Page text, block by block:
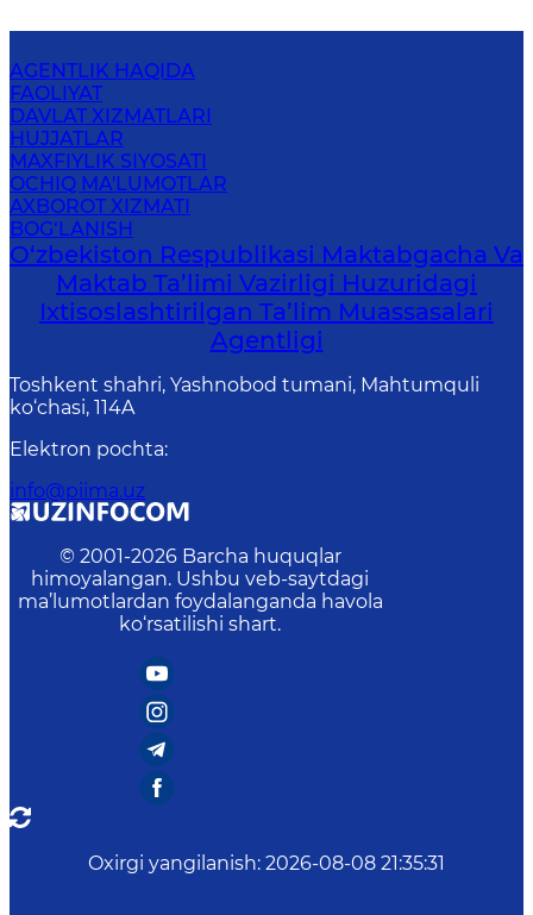
AGENTLIK HAQIDA
FAOLIYAT
DAVLAT XIZMATLARI
HUJJATLAR
MAXFIYLIK SIYOSATI
OCHIQ MA'LUMOTLAR
AXBOROT XIZMATI
BOG‘LANISH
O‘zbekiston Respublikasi Maktabgacha Va
Maktab Ta’limi Vazirligi Huzuridagi
Ixtisoslashtirilgan Ta’lim Muassasalari
Agentligi
Toshkent shahri, Yashnobod tumani, Mahtumquli
ko‘chasi, 114A
Elektron pochta:
info@piima.uz
© 2001-2026 Barcha huquqlar
himoyalangan. Ushbu veb-saytdagi
ma’lumotlardan foydalanganda havola
ko‘rsatilishi shart.
Oxirgi yangilanish: 2026-08-08 21:35:31